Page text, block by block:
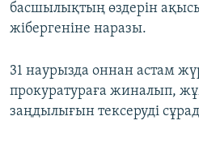
басшылықтың өздерін
жібергеніне наразы.
31 наурызда оннан астам
прокуратураға жиналып,
заңдылығын тексеруді